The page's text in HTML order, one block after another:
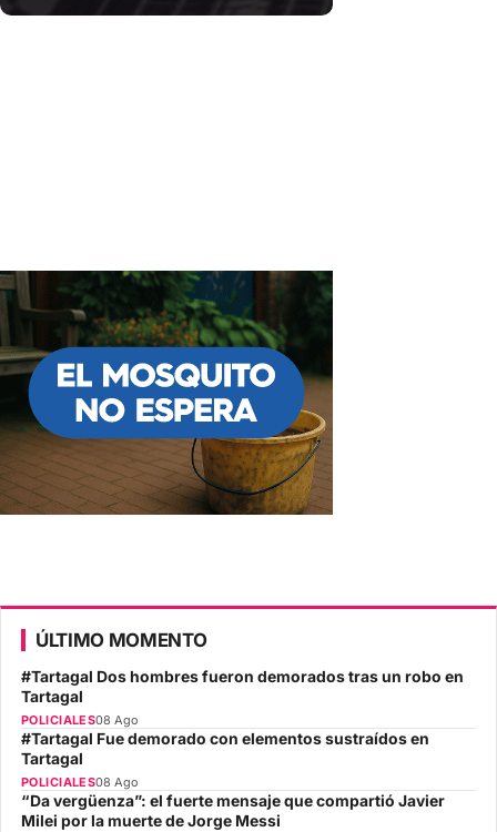
ÚLTIMO MOMENTO
#Tartagal Dos hombres fueron demorados tras un robo en
Tartagal
POLICIALES08 Ago
#Tartagal Fue demorado con elementos sustraídos en
Tartagal
POLICIALES08 Ago
“Da vergüenza”: el fuerte mensaje que compartió Javier
Milei por la muerte de Jorge Messi